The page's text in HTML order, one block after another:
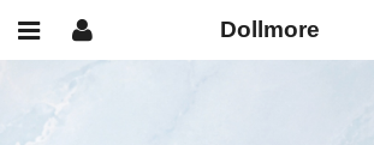
Dollmore